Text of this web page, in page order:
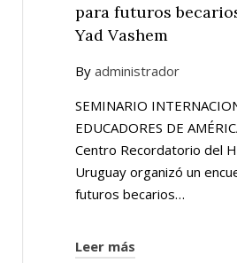
para futuros
Yad Vashem
By administrador
SEMINARIO
EDUCADORES DE
Centro Recordatorio del
Uruguay organizó un
futuros becarios…
Leer más